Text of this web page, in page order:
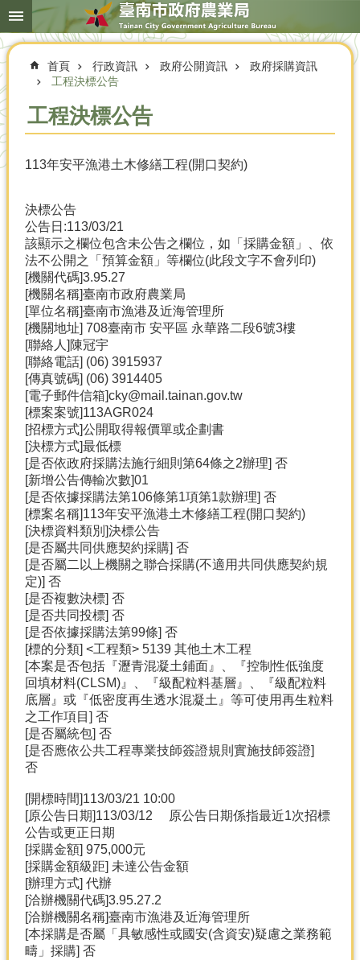
跳到主要內容區塊
搜
尋
進
農
業
政
導
覽
類
回
頁
首頁 行政資訊 政府公開資訊
政府採購資訊
工程決標公告
工程決標公告
113年安平漁港土木修繕工程(開口契約)
決標公告
公告日:113/03/21
該顯示之欄位包含未公告之欄位，如「採購金額」、依
法不公開之「預算金額」等欄位(此段文字不會列印)
[機關代碼]3.95.27
[機關名稱]臺南市政府農業局
[單位名稱]臺南市漁港及近海管理所
[機關地址] 708臺南市 安平區 永華路二段6號3樓
[聯絡人]陳冠宇
[聯絡電話] (06) 3915937
[傳真號碼] (06) 3914405
[電子郵件信箱]cky@mail.tainan.gov.tw
[標案案號]113AGR024
[招標方式]公開取得報價單或企劃書
[決標方式]最低標
[是否依政府採購法施行細則第64條之2辦理] 否
[新增公告傳輸次數]01
[是否依據採購法第106條第1項第1款辦理] 否
[標案名稱]113年安平漁港土木修繕工程(開口契約)
[決標資料類別]決標公告
[是否屬共同供應契約採購] 否
[是否屬二以上機關之聯合採購(不適用共同供應契約規
定)] 否
[是否複數決標] 否
[是否共同投標] 否
[是否依據採購法第99條] 否
[標的分類] <工程類> 5139 其他土木工程
[本案是否包括『瀝青混凝土鋪面』、『控制性低強度
回填材料(CLSM)』、『級配粒料基層』、『級配粒料
底層』或『低密度再生透水混凝土』等可使用再生粒料
之工作項目] 否
[是否屬統包] 否
[是否應依公共工程專業技師簽證規則實施技師簽證]
否
[開標時間]113/03/21 10:00
[原公告日期]113/03/12 原公告日期係指最近1次招標
公告或更正日期
[採購金額] 975,000元
[採購金額級距] 未達公告金額
[辦理方式] 代辦
[洽辦機關代碼]3.95.27.2
[洽辦機關名稱]臺南市漁港及近海管理所
[本採購是否屬「具敏感性或國安(含資安)疑慮之業務範
疇」採購] 否